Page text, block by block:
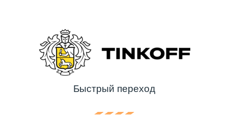
Быстрый переход